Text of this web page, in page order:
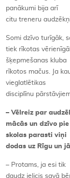
panākumi bija arī
citu treneru
Somi dzīvo turīgāk,
tiek rīkotas
šķepmešanas kluba
rīkotos mačus. Ja
vieglatlētikas
disciplīnu
– Vēlreiz par
mācās un dzīvo
skolas parasti viņi
dodas uz Rīgu un
– Protams, ja esi tik
daudz ielicis savā